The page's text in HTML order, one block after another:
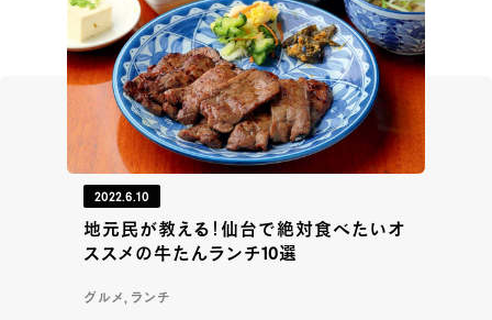
2022.6.10
地元民が教える！仙台で絶対食べたいオ
ススメの牛たんランチ10選
グルメ, ランチ